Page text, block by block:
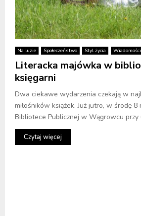
Na luzie Społeczeństwo Styl życia Wiadomości
Literacka majówka w
księgarni
Dwa ciekawe wydarzenia czekają w
miłośników książek. Już jutro, w środę 8
Bibliotece Publicznej w Wągrowcu przy
Czytaj więcej